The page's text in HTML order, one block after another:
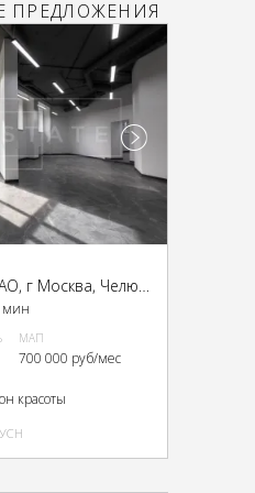
ПРЕДЛОЖЕНИЯ
ЖК Президент, CВАО, г Москва, Челюскинская ул., 9
мин
МАП
700 000 руб/мес
красоты
УСН